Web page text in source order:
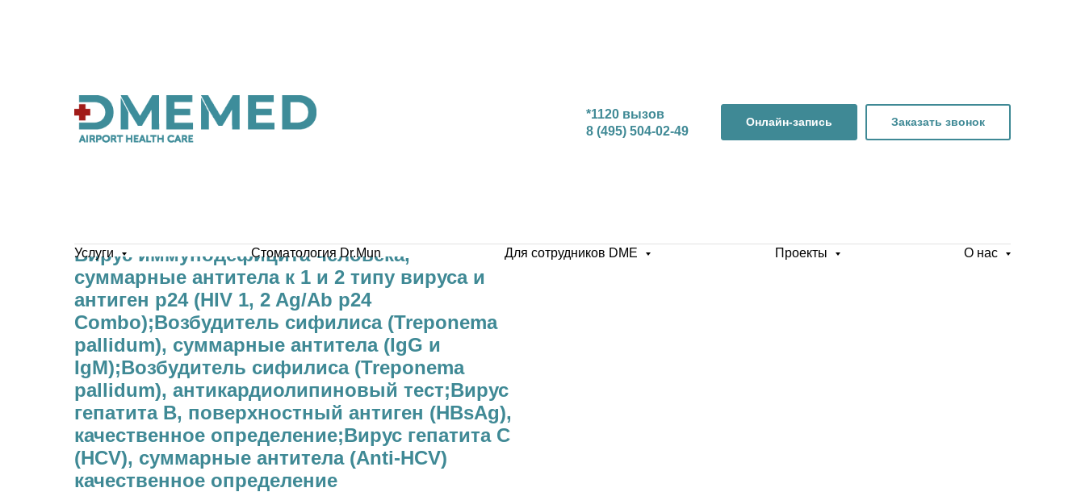
*1120 вызов
8 (495) 504-02-49
Онлайн-запись Заказать звонок
Услуги Стоматология Dr.Mun Для сотрудников DME Проекты О нас
Вирус иммунодефицита человека,
суммарные антитела к 1 и 2 типу вируса и
антиген p24 (HIV 1, 2 Ag/Ab p24
Combo);Возбудитель сифилиса (Treponema
pallidum), суммарные антитела (IgG и
IgM);Возбудитель сифилиса (Treponema
pallidum), антикардиолипиновый тест;Вирус
гепатита В, поверхностный антиген (HBsAg),
качественное определение;Вирус гепатита С
(HCV), суммарные антитела (Anti-HCV)
качественное определение